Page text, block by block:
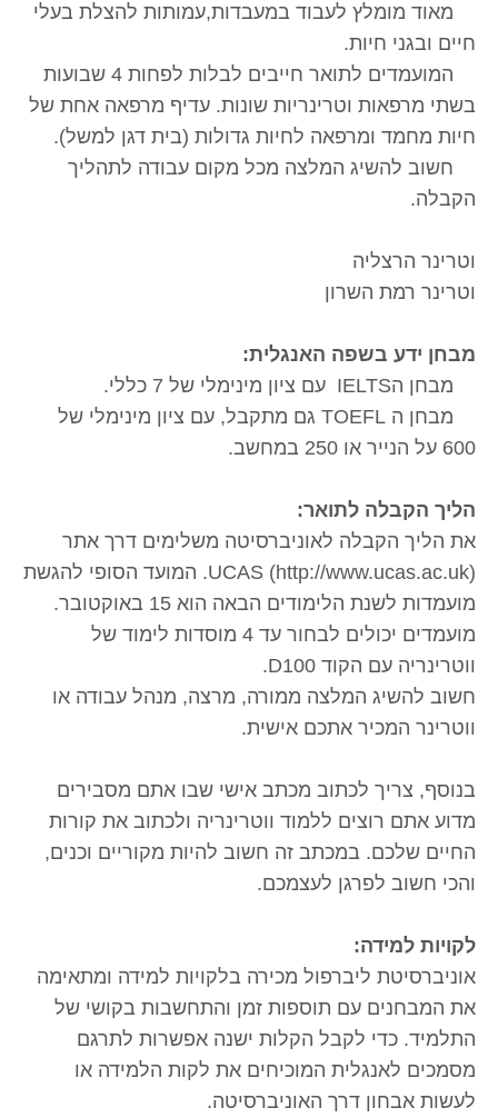
מאוד מומלץ לעבוד במעבדות,עמותות להצלת בעלי
חיים ובגני חיות.
המועמדים לתואר חייבים לבלות לפחות 4 שבועות
בשתי מרפאות וטרינריות שונות. עדיף מרפאה אחת של
חיות מחמד ומרפאה לחיות גדולות (בית דגן למשל).
חשוב להשיג המלצה מכל מקום עבודה לתהליך
הקבלה.
וטרינר הרצליה
וטרינר רמת השרון
מבחן ידע בשפה האנגלית:
מבחן הIELTS עם ציון מינימלי של 7 כללי.
מבחן ה TOEFL גם מתקבל, עם ציון מינימלי של
600 על הנייר או 250 במחשב.
הליך הקבלה לתואר:
את הליך הקבלה לאוניברסיטה משלימים דרך אתר
UCAS (http://www.ucas.ac.uk). המועד הסופי להגשת
מועמדות לשנת הלימודים הבאה הוא 15 באוקטובר.
מועמדים יכולים לבחור עד 4 מוסדות לימוד של
ווטרינריה עם הקוד D100.
חשוב להשיג המלצה ממורה, מרצה, מנהל עבודה או
ווטרינר המכיר אתכם אישית.
בנוסף, צריך לכתוב מכתב אישי שבו אתם מסבירים
מדוע אתם רוצים ללמוד ווטרינריה ולכתוב את קורות
החיים שלכם. במכתב זה חשוב להיות מקוריים וכנים,
והכי חשוב לפרגן לעצמכם.
לקויות למידה:
אוניברסיטת ליברפול מכירה בלקויות למידה ומתאימה
את המבחנים עם תוספות זמן והתחשבות בקושי של
התלמיד. כדי לקבל הקלות ישנה אפשרות לתרגם
מסמכים לאנגלית המוכיחים את לקות הלמידה או
לעשות אבחון דרך האוניברסיטה.